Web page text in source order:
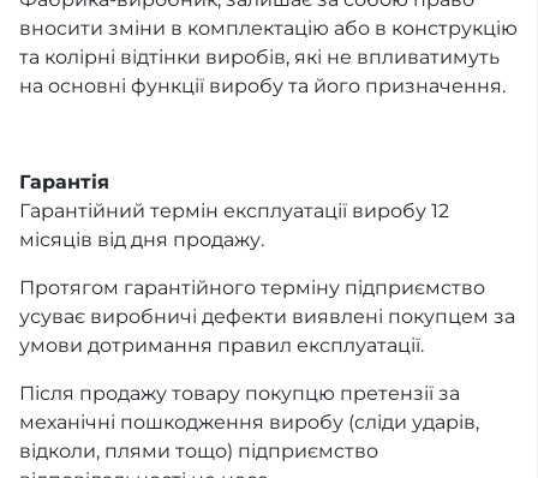
вносити зміни в комплектацію або в конструкцію
та колірні відтінки виробів, які не впливатимуть
на основні функції виробу та його призначення.
Гарантія
Гарантійний термін експлуатації виробу 12
місяців від дня продажу.
Протягом гарантійного терміну підприємство
усуває виробничі дефекти виявлені покупцем за
умови дотримання правил експлуатації.
Після продажу товару покупцю претензії за
механічні пошкодження виробу (сліди ударів,
відколи, плями тощо) підприємство